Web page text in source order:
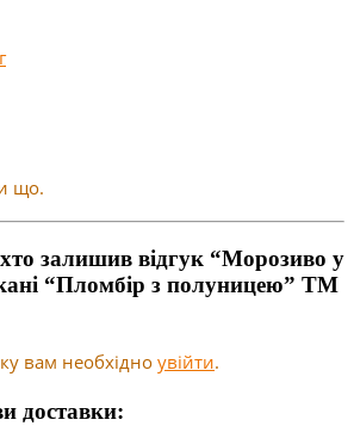
що.
залишив відгук “Морозиво у
“Пломбір з полуницею” ТМ
вам необхідно увійти.
доставки: